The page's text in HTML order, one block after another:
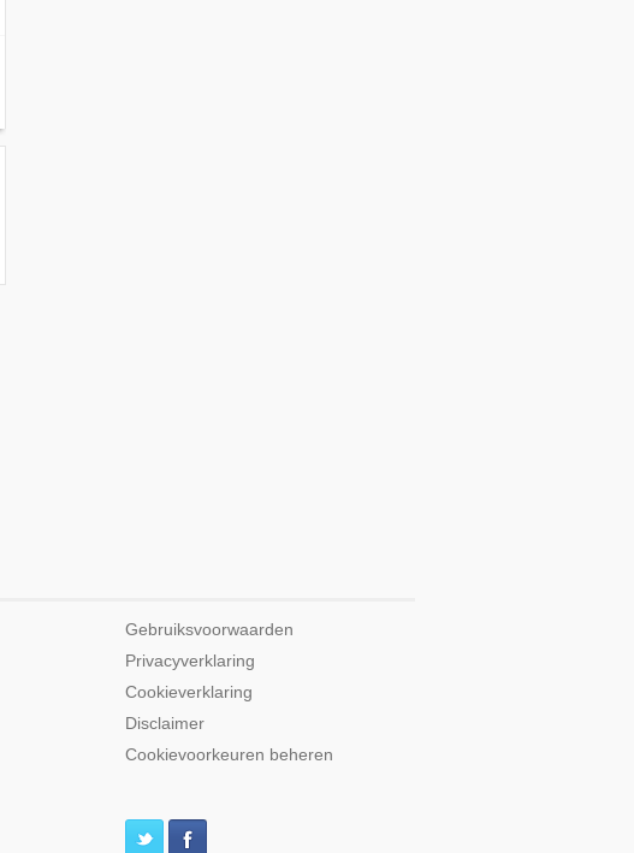
Gebruiksvoorwaarden
Privacyverklaring
Cookieverklaring
Disclaimer
Cookievoorkeuren beheren